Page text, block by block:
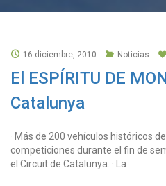
16 diciembre, 2010 Noticias
El ESPÍRITU DE
Catalunya
· Más de 200 vehículos históricos
competiciones durante el fin de
el Circuit de Catalunya. · La